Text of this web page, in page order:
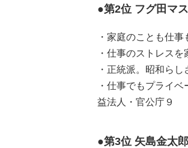
●第2位 フグ田マ
・家庭のことも仕
・仕事のストレス
・正統派。昭和ら
・仕事でもプライ
益法人・官公庁９
●第3位 矢島金太